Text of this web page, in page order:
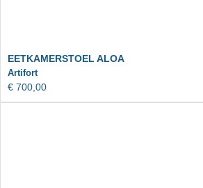
EETKAMERSTOEL ALOA
Artifort
€ 700,00